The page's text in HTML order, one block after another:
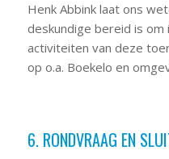
Henk Abbink laat ons
deskundige bereid is
activiteiten van deze
op o.a. Boekelo en
6. RONDVRAAG EN